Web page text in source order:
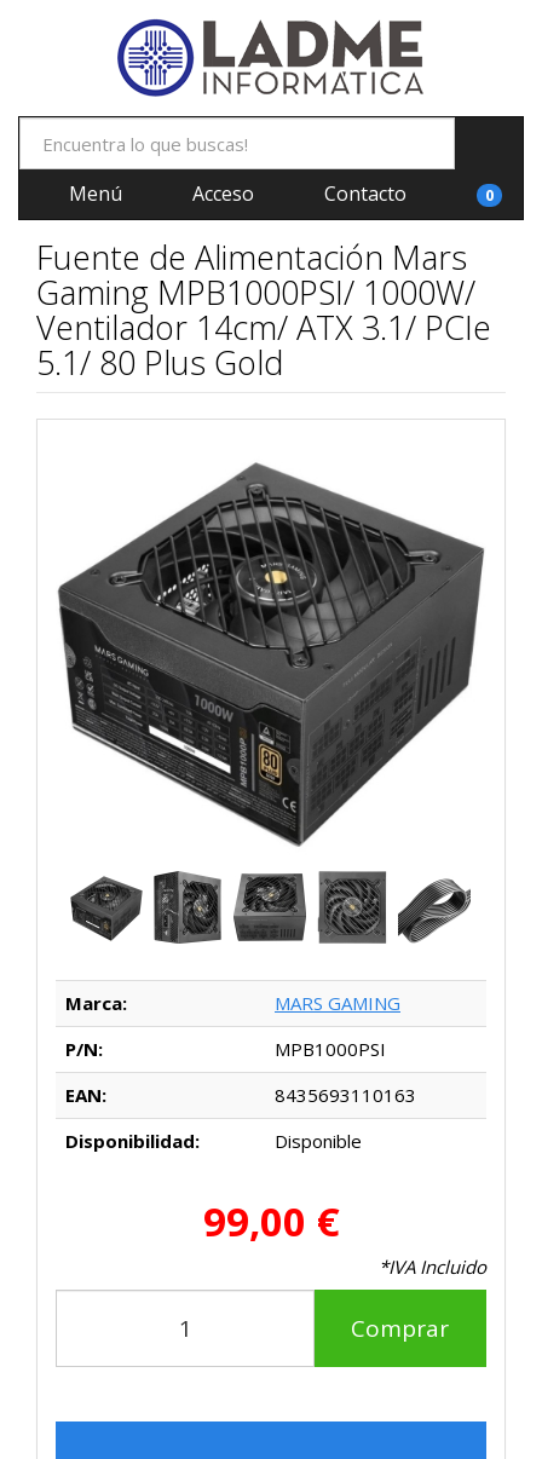
Menú Acceso Contacto 0
Fuente de Alimentación Mars
Gaming MPB1000PSI/ 1000W/
Ventilador 14cm/ ATX 3.1/ PCIe
5.1/ 80 Plus Gold
Marca:
MARS GAMING
P/N:
MPB1000PSI
EAN:
8435693110163
Disponibilidad:
Disponible
99,00 €
*IVA Incluido
Comprar